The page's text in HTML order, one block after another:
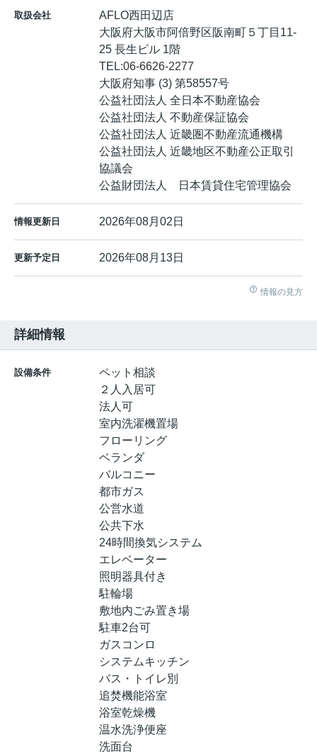
取扱会社
AFLO西田辺店
大阪府大阪市阿倍野区阪南町５丁目11-
25 長生ビル 1階
TEL:06-6626-2277
大阪府知事 (3) 第58557号
公益社団法人 全日本不動産協会
公益社団法人 不動産保証協会
公益社団法人 近畿圏不動産流通機構
公益社団法人 近畿地区不動産公正取引
協議会
公益財団法人 日本賃貸住宅管理協会
情報更新日 2026年08月02日
更新予定日 2026年08月13日
情報の見方
詳細情報
設備条件
ペット相談
２人入居可
法人可
室内洗濯機置場
フローリング
ベランダ
バルコニー
都市ガス
公営水道
公共下水
24時間換気システム
エレベーター
照明器具付き
駐輪場
敷地内ごみ置き場
駐車2台可
ガスコンロ
システムキッチン
バス・トイレ別
追焚機能浴室
浴室乾燥機
温水洗浄便座
洗面台